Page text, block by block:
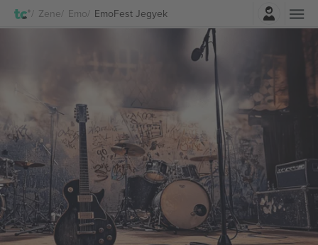
Zene Emo EmoFest Jegyek